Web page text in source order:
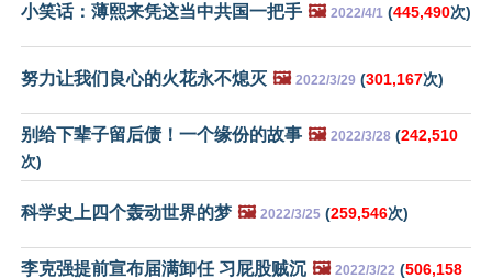
小笑话：薄熙来凭这当中共国一把手 🖼️ 2022/4/1 (445,490次)
努力让我们良心的火花永不熄灭 🖼️ 2022/3/29 (301,167次)
别给下辈子留后债！一个缘份的故事 🖼️ 2022/3/28 (242,510
次)
科学史上四个轰动世界的梦 🖼️ 2022/3/25 (259,546次)
李克强提前宣布届满卸任 习屁股贼沉 🖼️ 2022/3/22 (506,158